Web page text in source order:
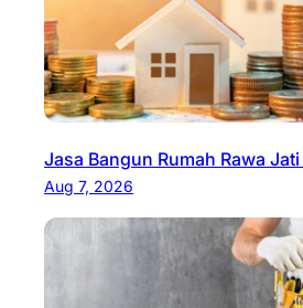
Jasa Bangun Rumah Rawa
Aug 7, 2026